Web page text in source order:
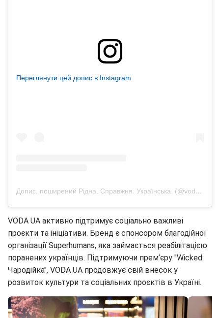
Переглянути цей допис в Instagram
Допис, поширений Рідна. Справжня. Українська. (@vodaua.official)
VODA UA активно підтримує соціально важливі
проєкти та ініціативи. Бренд є спонсором благодійної
організації Superhumans, яка займається реабілітацією
поранених українців. Підтримуючи прем’єру "Wicked:
Чародійка", VODA UA продовжує свій внесок у
розвиток культури та соціальних проєктів в Україні.